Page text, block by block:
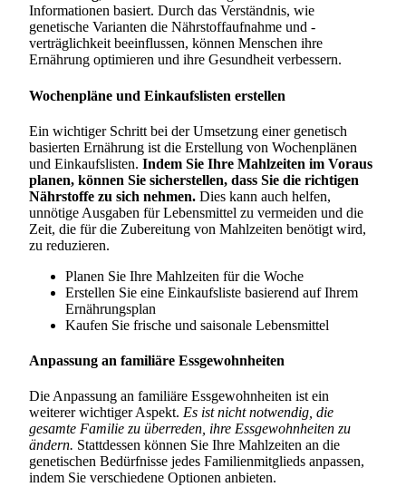
Informationen basiert. Durch das Verständnis, wie
genetische Varianten die Nährstoffaufnahme und -
verträglichkeit beeinflussen, können Menschen ihre
Ernährung optimieren und ihre Gesundheit verbessern.
Wochenpläne und Einkaufslisten erstellen
Ein wichtiger Schritt bei der Umsetzung einer genetisch
basierten Ernährung ist die Erstellung von Wochenplänen
und Einkaufslisten. Indem Sie Ihre Mahlzeiten im Voraus
planen, können Sie sicherstellen, dass Sie die richtigen
Nährstoffe zu sich nehmen. Dies kann auch helfen,
unnötige Ausgaben für Lebensmittel zu vermeiden und die
Zeit, die für die Zubereitung von Mahlzeiten benötigt wird,
zu reduzieren.
Planen Sie Ihre Mahlzeiten für die Woche
Erstellen Sie eine Einkaufsliste basierend auf Ihrem
Ernährungsplan
Kaufen Sie frische und saisonale Lebensmittel
Anpassung an familiäre Essgewohnheiten
Die Anpassung an familiäre Essgewohnheiten ist ein
weiterer wichtiger Aspekt. Es ist nicht notwendig, die
gesamte Familie zu überreden, ihre Essgewohnheiten zu
ändern. Stattdessen können Sie Ihre Mahlzeiten an die
genetischen Bedürfnisse jedes Familienmitglieds anpassen,
indem Sie verschiedene Optionen anbieten.